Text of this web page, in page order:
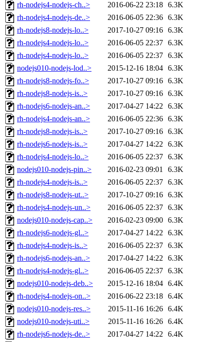
rh-nodejs4-nodejs-ch..>
2016-06-22 23:18 6.3K
rh-nodejs4-nodejs-de..>
2016-06-05 22:36 6.3K
rh-nodejs8-nodejs-lo..>
2017-10-27 09:16 6.3K
rh-nodejs4-nodejs-lo..>
2016-06-05 22:37 6.3K
rh-nodejs4-nodejs-lo..>
2016-06-05 22:37 6.3K
nodejs010-nodejs-lod..>
2015-12-16 18:04 6.3K
rh-nodejs8-nodejs-fo..>
2017-10-27 09:16 6.3K
rh-nodejs8-nodejs-is..>
2017-10-27 09:16 6.3K
rh-nodejs6-nodejs-an..>
2017-04-27 14:22 6.3K
rh-nodejs4-nodejs-an..>
2016-06-05 22:36 6.3K
rh-nodejs8-nodejs-is..>
2017-10-27 09:16 6.3K
rh-nodejs6-nodejs-is..>
2017-04-27 14:22 6.3K
rh-nodejs4-nodejs-lo..>
2016-06-05 22:37 6.3K
nodejs010-nodejs-pin..>
2016-02-23 09:01
6.3K
rh-nodejs4-nodejs-is..>
2016-06-05 22:37 6.3K
rh-nodejs8-nodejs-ut..>
2017-10-27 09:16 6.3K
rh-nodejs4-nodejs-un..>
2016-06-05 22:37 6.3K
nodejs010-nodejs-cap..>
2016-02-23 09:00 6.3K
rh-nodejs6-nodejs-gl..>
2017-04-27 14:22 6.3K
rh-nodejs4-nodejs-is..>
2016-06-05 22:37 6.3K
rh-nodejs6-nodejs-an..>
2017-04-27 14:22 6.3K
rh-nodejs4-nodejs-gl..>
2016-06-05 22:37 6.3K
nodejs010-nodejs-deb..>
2015-12-16 18:04 6.4K
rh-nodejs4-nodejs-on..>
2016-06-22 23:18 6.4K
nodejs010-nodejs-res..>
2015-11-16 16:26 6.4K
nodejs010-nodejs-uti..>
2015-11-16 16:26 6.4K
rh-nodejs6-nodejs-de..>
2017-04-27 14:22 6.4K